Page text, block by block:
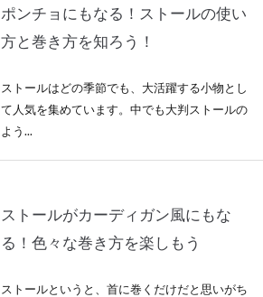
ポンチョにもなる！ストールの使い
方と巻き方を知ろう！
ストールはどの季節でも、大活躍する小物とし
て人気を集めています。中でも大判ストールの
よう...
ストールがカーディガン風にもな
る！色々な巻き方を楽しもう
ストールというと、首に巻くだけだと思いがち